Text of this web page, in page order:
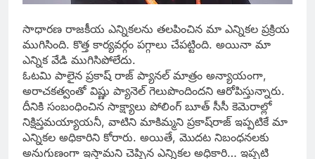
సాధారణ రాజకీయ ఎన్నికలను తలపించిన మా ఎన్నిక‌ల ప్ర‌క్రియ
ముగిసింది. కొత్త కార్య‌వ‌ర్గం ప‌గ్గాలు చేప‌ట్టింది. అయినా మా
ఎన్నిక వేడి ముగిసిపోలేదు.
ఓటమి పాలైన ప్ర‌కాష్ రాజ్ ప్యాన‌ల్ మాత్రం అన్యాయంగా,
అరాచ‌కత్వంతో విష్ణు ప్యానెల్ గెలుపొందింద‌ని ఆరోపిస్తున్నారు.
దీనికి సంబంధించిన సాక్ష్యాలు పోలింగ్ బూత్ సీసీ కెమెరాల్లో
నిక్షిప్త‌మ‌య్యాయ‌నీ, వాటిని మాకిమ్మ‌ని ప్ర‌కాష్‌రాజ్ ఇప్ప‌టికే మా
ఎన్నిక‌ల అధికారిని కోరారు. అయితే, మొద‌ట నిబంధ‌న‌ల‌కు
అనుగుణంగా ఇస్తామ‌ని చెప్పిన ఎన్నిక‌ల అధికారి… ఇప్ప‌టి